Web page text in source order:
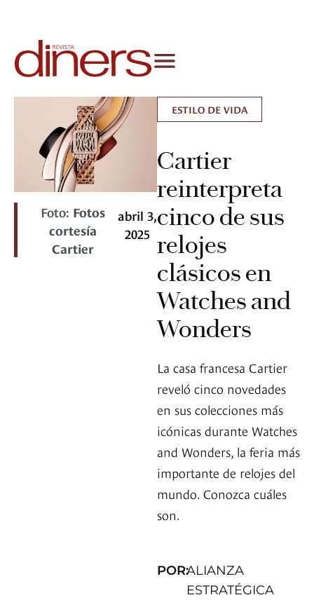
Foto: Fotos
cortesía
Cartier
abril 3,
2025
ESTILO DE VIDA
Cartier
reinterpreta
cinco de sus
relojes
clásicos en
Watches and
Wonders
La casa francesa Cartier
reveló cinco novedades
en sus colecciones más
icónicas durante Watches
and Wonders, la feria más
importante de relojes del
mundo. Conozca cuáles
son.
POR:ALIANZA
ESTRATÉGICA